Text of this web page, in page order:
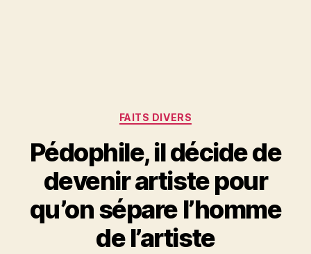
Catégories
FAITS DIVERS
Pédophile, il décide de
devenir artiste pour
qu’on sépare l’homme
de l’artiste